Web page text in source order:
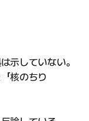
示していない。
核のちり